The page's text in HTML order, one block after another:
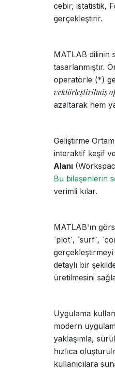
cebir, istatistik,
gerçekleştirir.
MATLAB dilinin
tasarlanmıştır.
operatörle (*)
vektörleştirilmiş
azaltarak hem
Geliştirme
interaktif keşif
Alanı
Bu bileşenlerin
verimli kılar.
MATLAB'ın
`plot`, `surf`,
detaylı bir
üretilmesini
Uygulama
modern
yaklaşımla,
hızlıca
kullanıcılara